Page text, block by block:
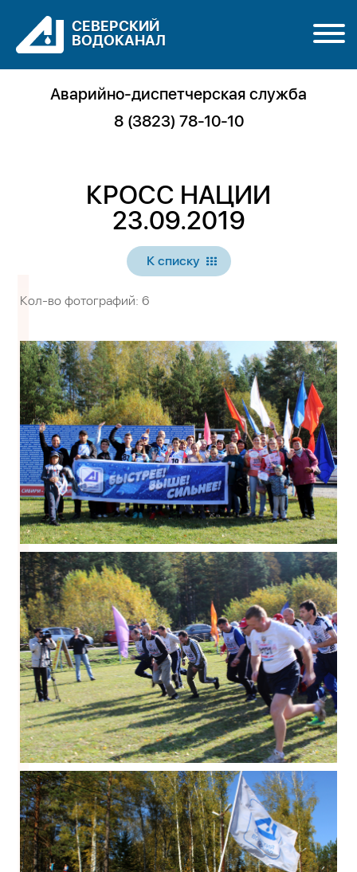
Аварийно-диспетчерская служба
8 (3823) 78-10-10
СЕВЕРСКИЙ
ВОДОКАНАЛ
КРОСС НАЦИИ
23.09.2019
К списку
Кол-во фотографий: 6